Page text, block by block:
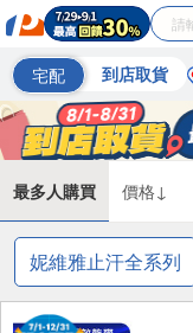
宅配 到店取貨
最多人購買 價格↓
妮維雅止汗全系列